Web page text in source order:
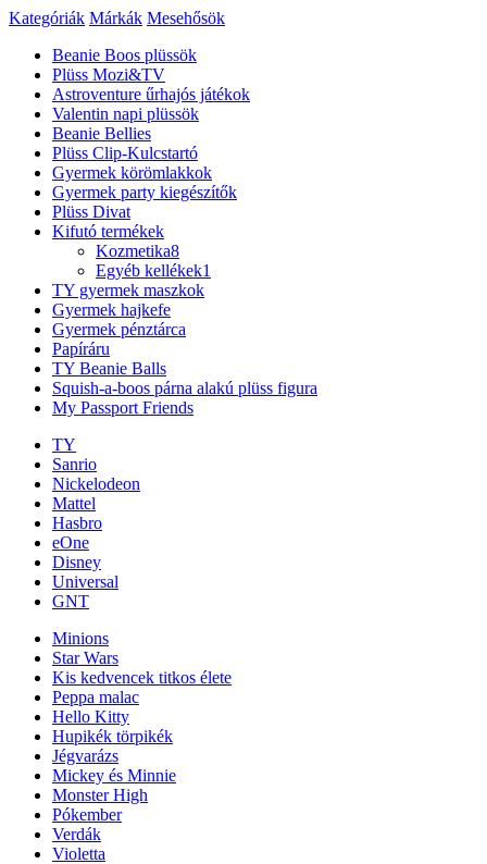
Kategóriák Márkák Mesehősök
Beanie Boos plüssök
Plüss Mozi&TV
Astroventure űrhajós játékok
Valentin napi plüssök
Beanie Bellies
Plüss Clip-Kulcstartó
Gyermek körömlakkok
Gyermek party kiegészítők
Plüss Divat
Kifutó termékek
Kozmetika8
Egyéb kellékek1
TY gyermek maszkok
Gyermek hajkefe
Gyermek pénztárca
Papíráru
TY Beanie Balls
Squish-a-boos párna alakú plüss figura
My Passport Friends
TY
Sanrio
Nickelodeon
Mattel
Hasbro
eOne
Disney
Universal
GNT
Minions
Star Wars
Kis kedvencek titkos élete
Peppa malac
Hello Kitty
Hupikék törpikék
Jégvarázs
Mickey és Minnie
Monster High
Pókember
Verdák
Violetta